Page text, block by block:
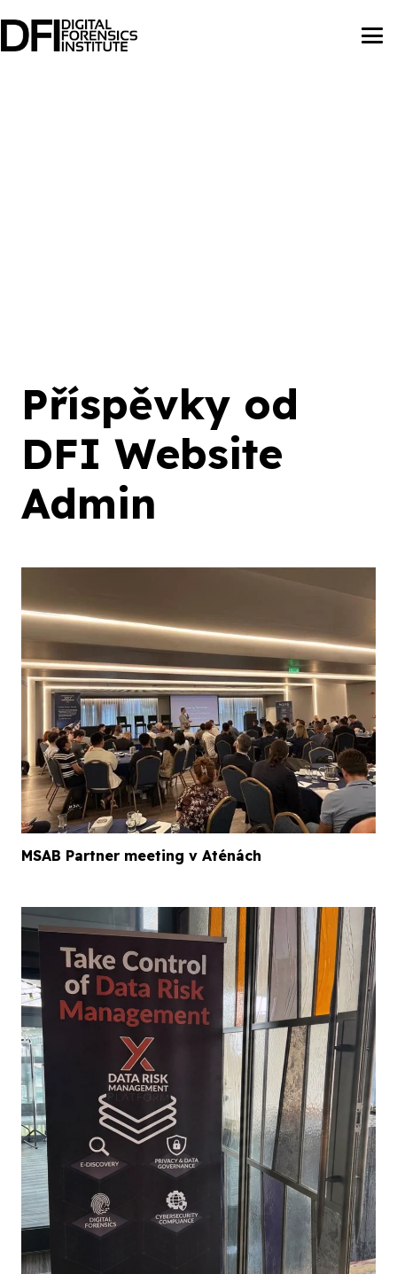
Příspěvky od
DFI Website
Admin
MSAB Partner meeting v Aténách